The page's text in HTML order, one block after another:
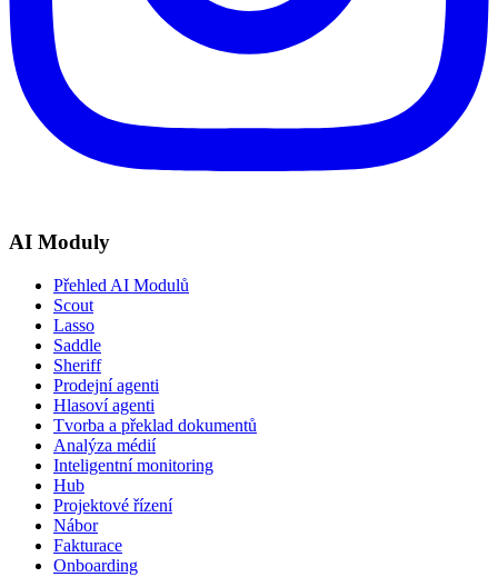
AI Moduly
Přehled AI Modulů
Scout
Lasso
Saddle
Sheriff
Prodejní agenti
Hlasoví agenti
Tvorba a překlad dokumentů
Analýza médií
Inteligentní monitoring
Hub
Projektové řízení
Nábor
Fakturace
Onboarding